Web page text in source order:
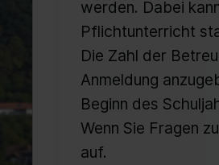
werden. Dabei
Pflichtunterricht
Die Zahl der
Anmeldung
Beginn des
Wenn Sie Fragen
auf.